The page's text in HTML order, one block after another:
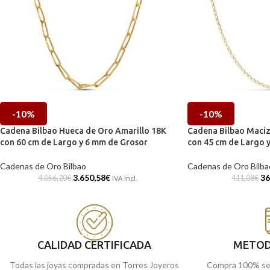
-10%
Cadena Bilbao Hueca de Oro Amarillo 18K
con 60 cm de Largo y 6 mm de Grosor
Cadenas de Oro Bilbao
4.056,20€ 3.650,58€ IVA incl.
-10%
Cadena Bilbao
con 45 cm de Largo
Cadenas de Oro
411,08€
CALIDAD CERTIFICADA
Todas las joyas compradas en Torres Joyeros Compra 100%